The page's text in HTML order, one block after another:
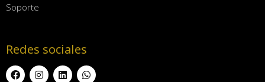
Soporte
Redes sociales